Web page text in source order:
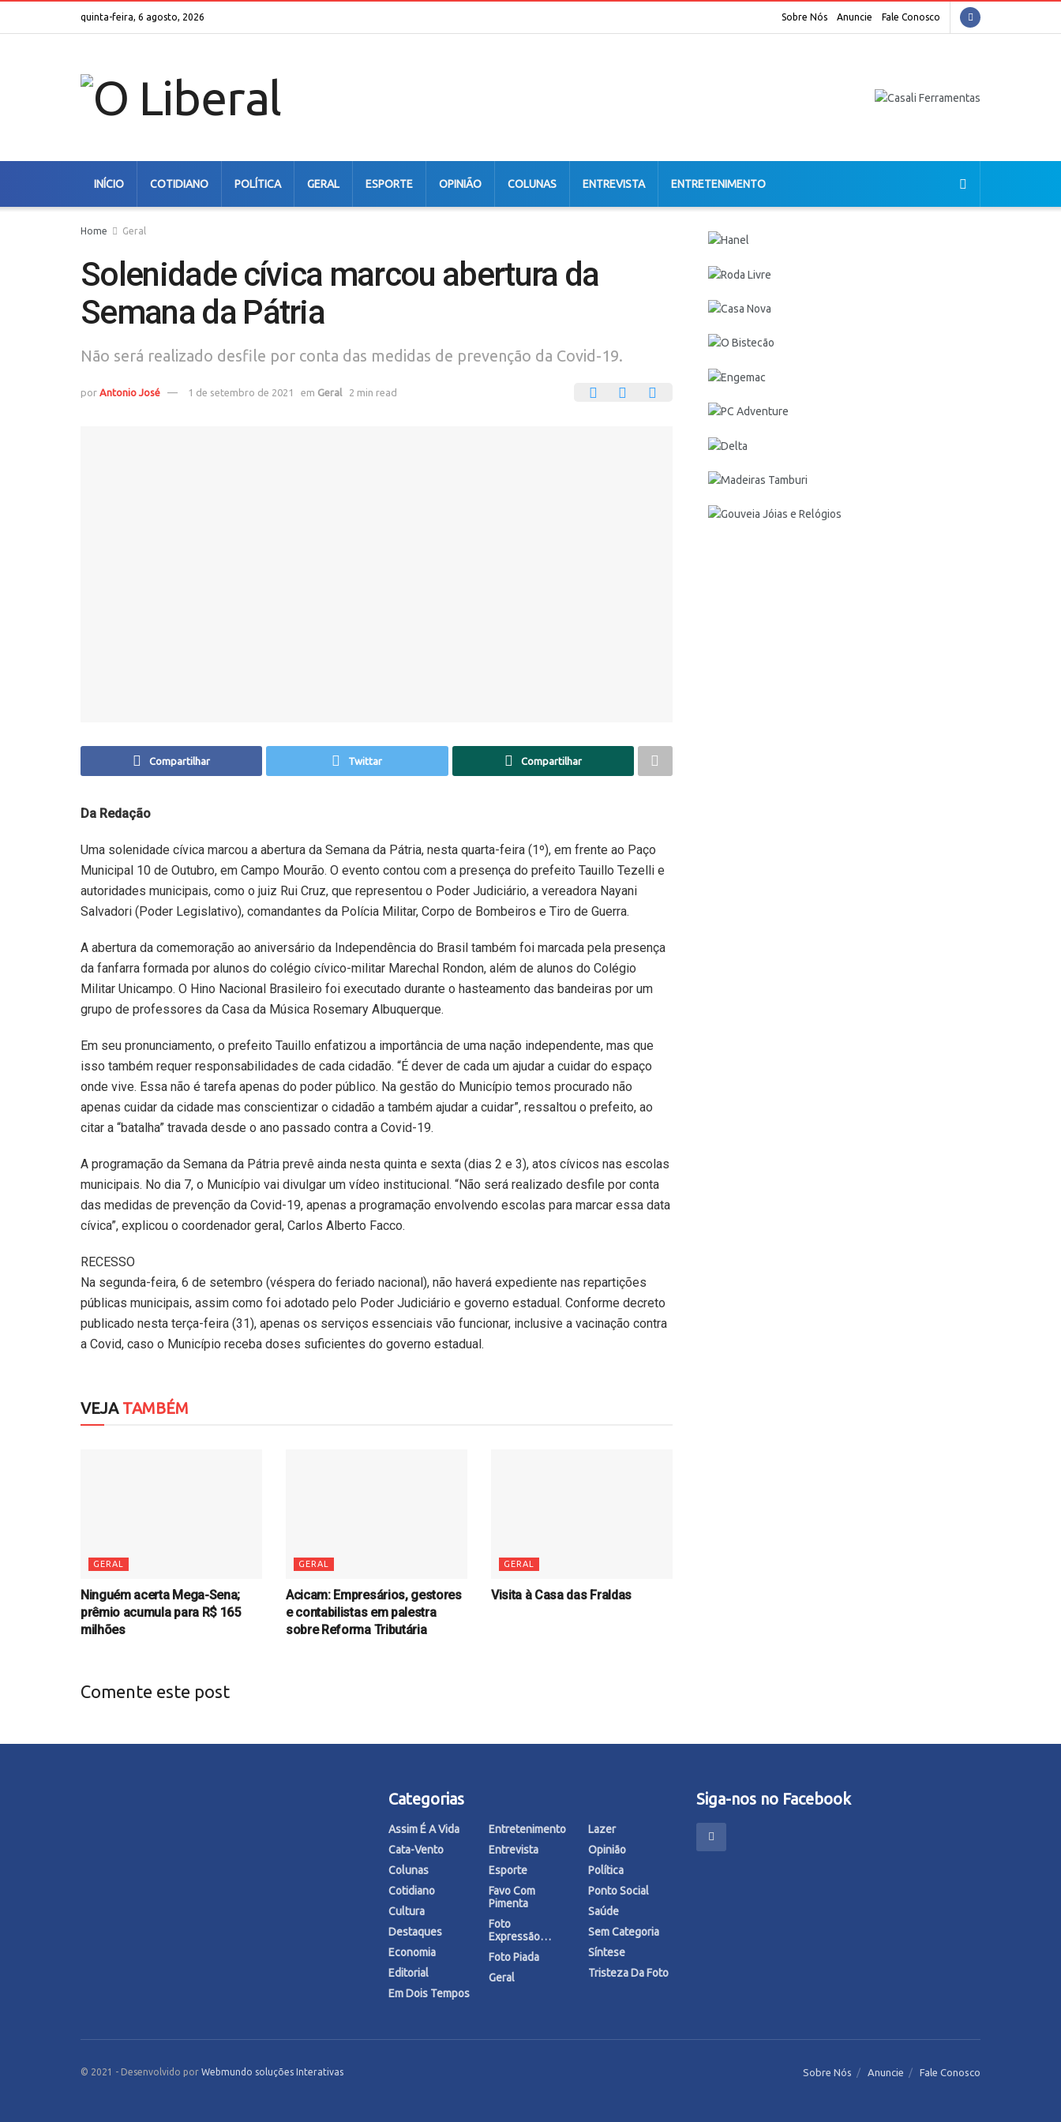
quinta-feira, 6 agosto, 2026 Sobre Nós Anuncie Fale Conosco
INÍCIO COTIDIANO POLÍTICA GERAL ESPORTE OPINIÃO COLUNAS ENTREVISTA ENTRETENIMENTO
Home Geral
Solenidade cívica marcou abertura da
Semana da Pátria
Não será realizado desfile por conta das medidas de prevenção da Covid-19.
por Antonio José 1 de setembro de 2021 em Geral 2 min read
Compartilhar Twittar Compartilhar
Da Redação
Uma solenidade cívica marcou a abertura da Semana da Pátria, nesta quarta-feira (1º), em frente ao Paço
Municipal 10 de Outubro, em Campo Mourão. O evento contou com a presença do prefeito Tauillo Tezelli e
autoridades municipais, como o juiz Rui Cruz, que representou o Poder Judiciário, a vereadora Nayani
Salvadori (Poder Legislativo), comandantes da Polícia Militar, Corpo de Bombeiros e Tiro de Guerra.
A abertura da comemoração ao aniversário da Independência do Brasil também foi marcada pela presença
da fanfarra formada por alunos do colégio cívico-militar Marechal Rondon, além de alunos do Colégio
Militar Unicampo. O Hino Nacional Brasileiro foi executado durante o hasteamento das bandeiras por um
grupo de professores da Casa da Música Rosemary Albuquerque.
Em seu pronunciamento, o prefeito Tauillo enfatizou a importância de uma nação independente, mas que
isso também requer responsabilidades de cada cidadão. “É dever de cada um ajudar a cuidar do espaço
onde vive. Essa não é tarefa apenas do poder público. Na gestão do Município temos procurado não
apenas cuidar da cidade mas conscientizar o cidadão a também ajudar a cuidar”, ressaltou o prefeito, ao
citar a “batalha” travada desde o ano passado contra a Covid-19.
A programação da Semana da Pátria prevê ainda nesta quinta e sexta (dias 2 e 3), atos cívicos nas escolas
municipais. No dia 7, o Município vai divulgar um vídeo institucional. “Não será realizado desfile por conta
das medidas de prevenção da Covid-19, apenas a programação envolvendo escolas para marcar essa data
cívica”, explicou o coordenador geral, Carlos Alberto Facco.
RECESSO
Na segunda-feira, 6 de setembro (véspera do feriado nacional), não haverá expediente nas repartições
públicas municipais, assim como foi adotado pelo Poder Judiciário e governo estadual. Conforme decreto
publicado nesta terça-feira (31), apenas os serviços essenciais vão funcionar, inclusive a vacinação contra
a Covid, caso o Município receba doses suficientes do governo estadual.
VEJATAMBÉM
GERAL
Ninguém acerta Mega-Sena;
prêmio acumula para R$ 165
milhões
GERAL
Acicam: Empresários, gestores
e contabilistas em palestra
sobre Reforma Tributária
GERAL
Visita à Casa das Fraldas
Comente este post
Categorias
Assim É A Vida
Cata-Vento
Colunas
Cotidiano
Cultura
Destaques
Economia
Editorial
Em Dois Tempos
Entretenimento
Entrevista
Esporte
Favo Com
Pimenta
Foto
Expressão…
Foto Piada
Geral
Lazer
Opinião
Política
Ponto Social
Saúde
Sem Categoria
Síntese
Tristeza Da Foto
Siga-nos no Facebook
Sobre Nós Anuncie Fale Conosco
© 2021 - Desenvolvido por Webmundo soluções Interativas